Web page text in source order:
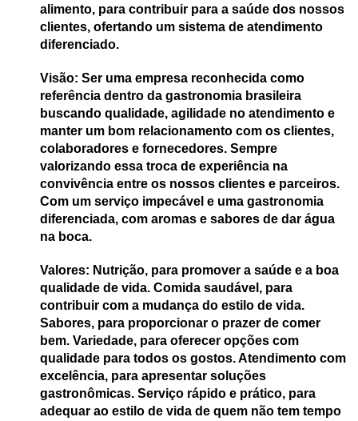
alimento, para contribuir para a saúde dos nossos
clientes, ofertando um sistema de atendimento
diferenciado.
Visão: Ser uma empresa reconhecida como
referência dentro da gastronomia brasileira
buscando qualidade, agilidade no atendimento e
manter um bom relacionamento com os clientes,
colaboradores e fornecedores. Sempre
valorizando essa troca de experiência na
convivência entre os nossos clientes e parceiros.
Com um serviço impecável e uma gastronomia
diferenciada, com aromas e sabores de dar água
na boca.
Valores: Nutrição, para promover a saúde e a boa
qualidade de vida. Comida saudável, para
contribuir com a mudança do estilo de vida.
Sabores, para proporcionar o prazer de comer
bem. Variedade, para oferecer opções com
qualidade para todos os gostos. Atendimento com
excelência, para apresentar soluções
gastronômicas. Serviço rápido e prático, para
adequar ao estilo de vida de quem não tem tempo